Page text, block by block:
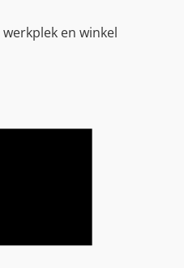
en winkel